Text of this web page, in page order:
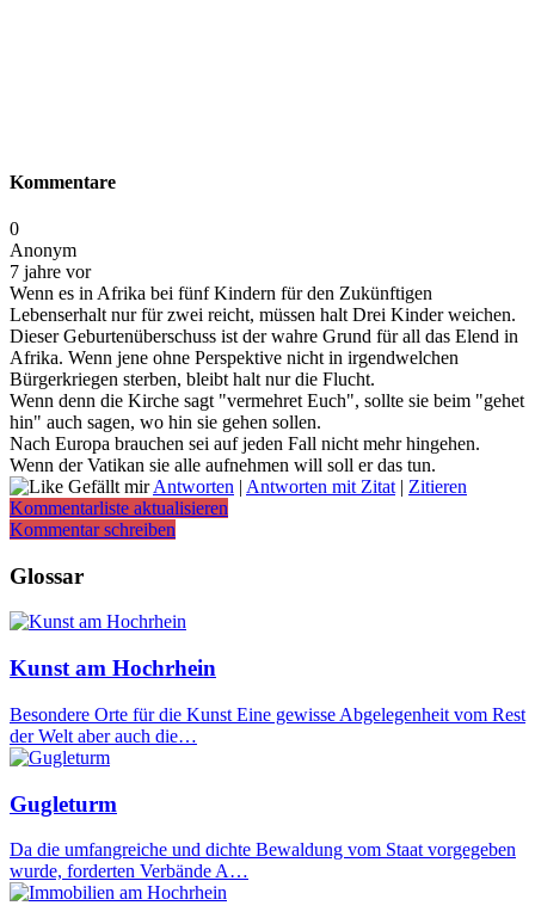
Kommentare
0
Anonym
7 jahre vor
Wenn es in Afrika bei fünf Kindern für den Zukünftigen
Lebenserhalt nur für zwei reicht, müssen halt Drei Kinder weichen.
Dieser Geburtenüberschuss ist der wahre Grund für all das Elend in
Afrika. Wenn jene ohne Perspektive nicht in irgendwelchen
Bürgerkriegen sterben, bleibt halt nur die Flucht.
Wenn denn die Kirche sagt "vermehret Euch", sollte sie beim "gehet
hin" auch sagen, wo hin sie gehen sollen.
Nach Europa brauchen sei auf jeden Fall nicht mehr hingehen.
Wenn der Vatikan sie alle aufnehmen will soll er das tun.
Gefällt mirAntworten | Antworten mit Zitat | Zitieren
Kommentarliste aktualisieren
Kommentar schreiben
Glossar
Kunst am Hochrhein
Besondere Orte für die Kunst Eine gewisse Abgelegenheit vom Rest
der Welt aber auch die…
Gugleturm
Da die umfangreiche und dichte Bewaldung vom Staat vorgegeben
wurde, forderten Verbände A…